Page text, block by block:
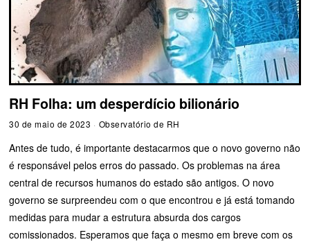
RH Folha: um desperdício bilionário
30 de maio de 2023 Observatório de RH
Antes de tudo, é importante destacarmos que o novo governo não
é responsável pelos erros do passado. Os problemas na área
central de recursos humanos do estado são antigos. O novo
governo se surpreendeu com o que encontrou e já está tomando
medidas para mudar a estrutura absurda dos cargos
comissionados. Esperamos que faça o mesmo em breve com os